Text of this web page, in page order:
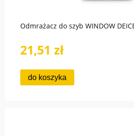
Odmrażacz do szyb WINDOW
21,51 zł
do koszyka